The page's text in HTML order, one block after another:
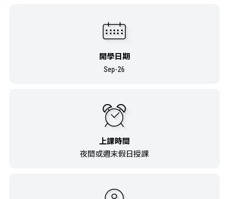
開學日期
Sep-26
上課時間
夜間或週末假日授課